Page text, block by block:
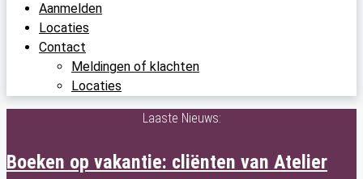
Aanmelden
Locaties
Contact
Meldingen of klachten
Locaties
Laaste Nieuws:
Boeken op vakantie: cliënten van Atelier